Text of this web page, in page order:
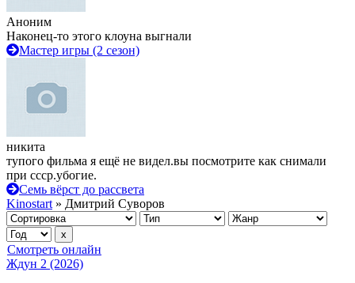
Аноним
Наконец-то этого клоуна выгнали
Мастер игры (2 сезон)
никита
тупого фильма я ещё не видел.вы посмотрите как снимали
при ссср.убогие.
Семь вёрст до рассвета
Kinostart » Дмитрий Суворов
Смотреть онлайн
Ждун 2 (2026)